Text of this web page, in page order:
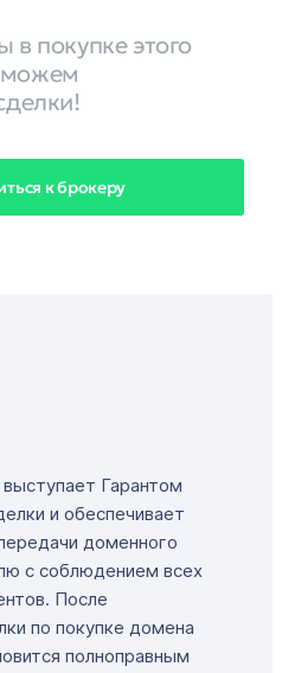
в покупке этого
к брокеру
Гарантом
и обеспечивает
доменного
с соблюдением всех
После
по покупке домена
полноправным